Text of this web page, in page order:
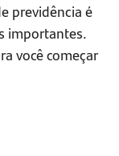
previdência é
importantes.
você começar